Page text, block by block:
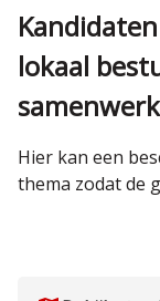
lokaal
Hier kan een
thema zodat de